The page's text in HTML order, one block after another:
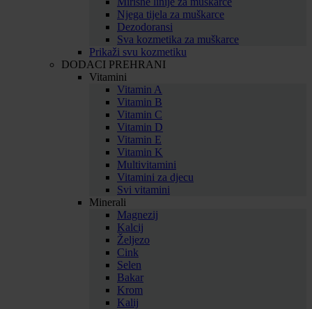
Njega tijela za muškarce
Dezodoransi
Sva kozmetika za muškarce
Prikaži svu kozmetiku
DODACI PREHRANI
Vitamini
Vitamin A
Vitamin B
Vitamin C
Vitamin D
Vitamin E
Vitamin K
Multivitamini
Vitamini za djecu
Svi vitamini
Minerali
Magnezij
Kalcij
Željezo
Cink
Selen
Bakar
Krom
Kalij